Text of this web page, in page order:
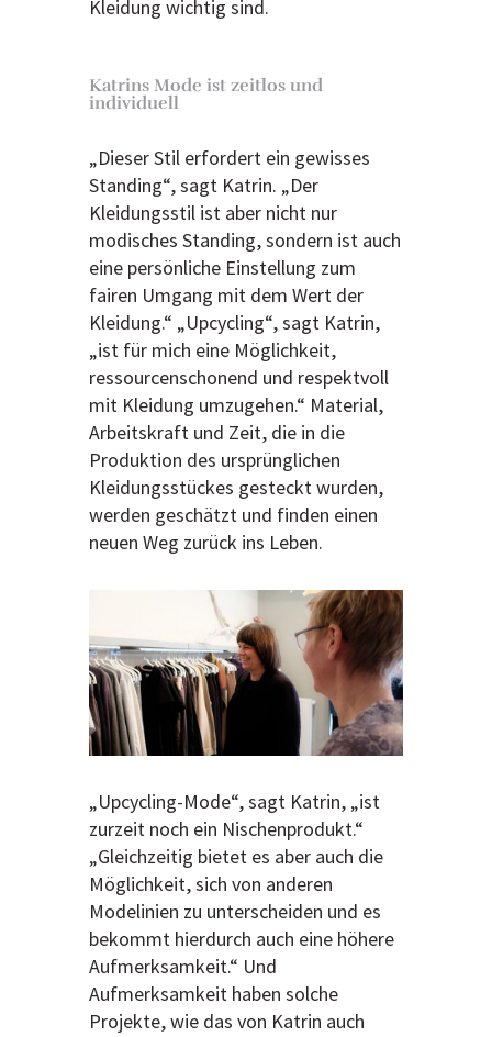
Kleidung wichtig sind.
Katrins Mode ist zeitlos und
individuell
„Dieser Stil erfordert ein gewisses
Standing“, sagt Katrin. „Der
Kleidungsstil ist aber nicht nur
modisches Standing, sondern ist auch
eine persönliche Einstellung zum
fairen Umgang mit dem Wert der
Kleidung.“ „Upcycling“, sagt Katrin,
„ist für mich eine Möglichkeit,
ressourcenschonend und respektvoll
mit Kleidung umzugehen.“ Material,
Arbeitskraft und Zeit, die in die
Produktion des ursprünglichen
Kleidungsstückes gesteckt wurden,
werden geschätzt und finden einen
neuen Weg zurück ins Leben.
„Upcycling-Mode“, sagt Katrin, „ist
zurzeit noch ein Nischenprodukt.“
„Gleichzeitig bietet es aber auch die
Möglichkeit, sich von anderen
Modelinien zu unterscheiden und es
bekommt hierdurch auch eine höhere
Aufmerksamkeit.“ Und
Aufmerksamkeit haben solche
Projekte, wie das von Katrin auch